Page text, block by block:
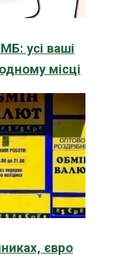
усі ваші
місці
євро